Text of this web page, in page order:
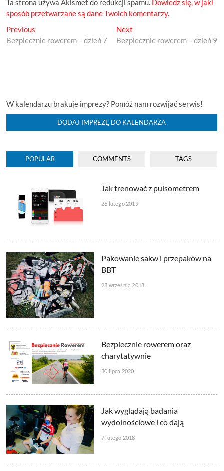
Ta strona używa Akismet do redukcji spamu. Dowiedz się, w jaki
sposób przetwarzane są dane Twoich komentarzy.
Nawigacja
wpisu
Previous
post:
Bezpiecznie rowerem – dzień 7
NextNext
post:
Bezpiecznie rowerem – dzień 9
W kalendarzu brakuje imprezy? Pomóż nam rozwijać serwis!
DODAJ IMPREZĘ DO KALENDARZA
POPULAR COMMENTS TAGS
Jak trenować z pulsometrem
26 lutego 2019
Pakowanie sakw i przepaków na
BBT
23 września 2018
Bezpiecznie rowerem oraz
charytatywnie
30 lipca 2020
Jak wyglądają badania
wydolnościowe i co dają
7 lutego 2018